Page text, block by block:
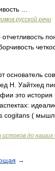
…
русской речи
основатель
Уайтхед
это история
cogitans (
до наших
→